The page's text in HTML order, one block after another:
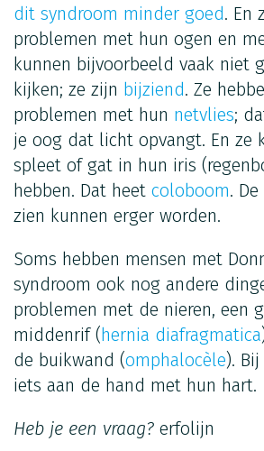
dit syndroom minder goed. En
problemen met hun ogen en
kunnen bijvoorbeeld vaak niet
kijken; ze zijn bijziend. Ze
problemen met hun netvlies;
je oog dat licht opvangt. En ze
spleet of gat in hun iris
hebben. Dat heet coloboom.
zien kunnen erger worden.
Soms hebben mensen met
syndroom ook nog andere
problemen met de nieren, een
middenrif (hernia diafragmatica
de buikwand (omphalocèle).
iets aan de hand met hun hart.
Heb je een vraag? erfolijn